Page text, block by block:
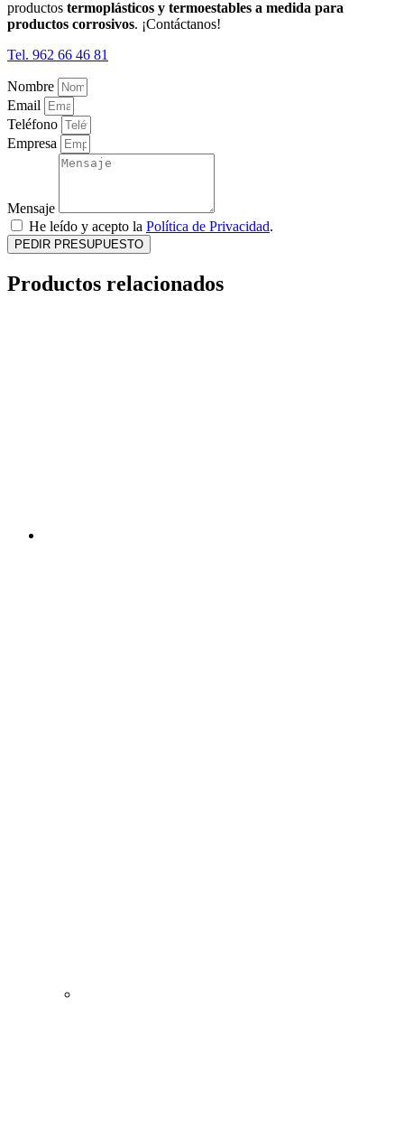
productos termoplásticos y termoestables a medida para
productos corrosivos. ¡Contáctanos!
Tel. 962 66 46 81
Nombre
Email
Teléfono
Empresa
Mensaje
He leído y acepto la Política de Privacidad.
PEDIR PRESUPUESTO
Productos relacionados